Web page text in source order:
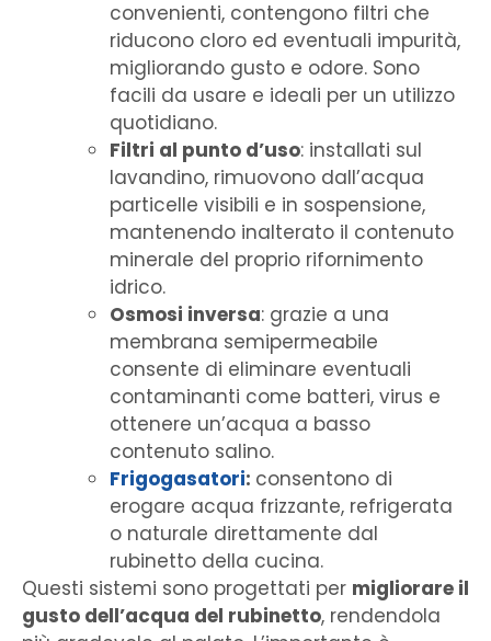
convenienti, contengono filtri che
riducono cloro ed eventuali impurità,
migliorando gusto e odore. Sono
facili da usare e ideali per un utilizzo
quotidiano.
Filtri al punto d’uso: installati sul
lavandino, rimuovono dall’acqua
particelle visibili e in sospensione,
mantenendo inalterato il contenuto
minerale del proprio rifornimento
idrico.
Osmosi inversa: grazie a una
membrana semipermeabile
consente di eliminare eventuali
contaminanti come batteri, virus e
ottenere un’acqua a basso
contenuto salino.
Frigogasatori: consentono di
erogare acqua frizzante, refrigerata
o naturale direttamente dal
rubinetto della cucina.
Questi sistemi sono progettati per migliorare il
gusto dell’acqua del rubinetto, rendendola